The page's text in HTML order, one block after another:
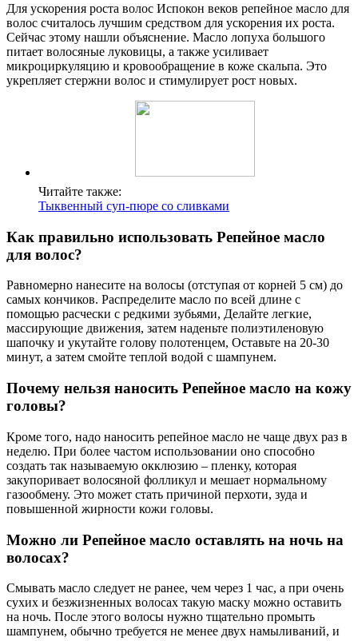
Для ускорения роста волос Испокон веков репейное масло для
волос считалось лучшим средством для ускорения их роста.
Сейчас этому нашли объяснение. Масло лопуха большого
питает волосяные луковицы, а также усиливает
микроциркуляцию и кровообращение в коже скальпа. Это
укрепляет стержни волос и стимулирует рост новых.
Читайте также:
Тыквенный суп-пюре со сливками
Как правильно использовать Репейное масло
для волос?
Равномерно нанесите на волосы (отступая от корней 5 см) до
самых кончиков. Распределите масло по всей длине с
помощью расчески с редкими зубьями, Делайте легкие,
массирующие движения, затем наденьте полиэтиленовую
шапочку и укутайте голову полотенцем, Оставьте на 20-30
минут, а затем смойте теплой водой с шампунем.
Почему нельзя наносить Репейное масло на кожу
головы?
Кроме того, надо наносить репейное масло не чаще двух раз в
неделю. При более частом использовании оно способно
создать так называемую окклюзию – пленку, которая
закупоривает волосяной фолликул и мешает нормальному
газообмену. Это может стать причиной перхоти, зуда и
повышенной жирности кожи головы.
Можно ли Репейное масло оставлять на ночь на
волосах?
Смывать масло следует не ранее, чем через 1 час, а при очень
сухих и безжизненных волосах такую маску можно оставить
на ночь. После этого волосы нужно тщательно промыть
шампунем, обычно требуется не менее двух намыливаний, и